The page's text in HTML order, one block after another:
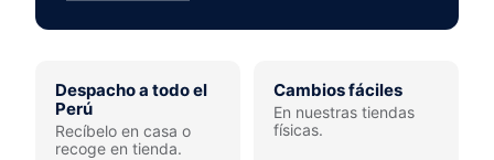
Despacho a todo el
Perú
Recíbelo en casa o
recoge en tienda.
Cambios fáciles
En nuestras tiendas
físicas.